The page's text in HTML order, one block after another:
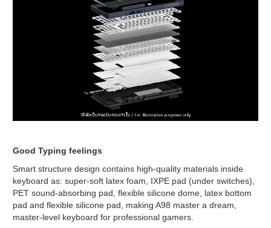
Good Typing feelings
Smart structure design contains high-quality materials inside
keyboard as: super-soft latex foam, IXPE pad (under switches),
PET sound-absorbing pad, flexible silicone dome, latex bottom
pad and flexible silicone pad, making A98 master a dream,
master-level keyboard for professional gamers.